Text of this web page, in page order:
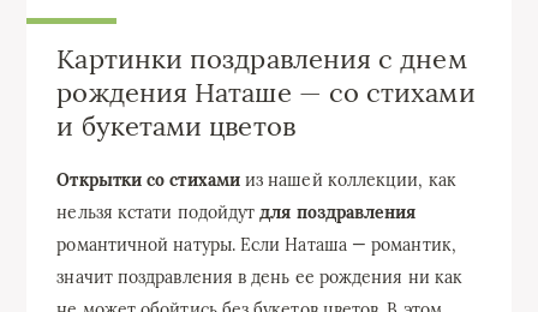
Картинки поздравления с днем
рождения Наташе — со стихами
и букетами цветов
Открытки со стихамииз нашей коллекции, как
нельзя кстати подойдутдля поздравления
романтичной натуры. Если Наташа — романтик,
значит поздравления в день ее рождения ни как